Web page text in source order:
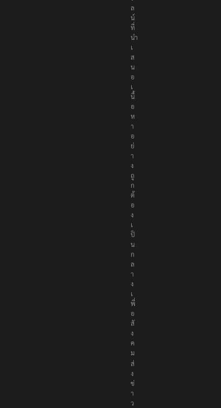
ล
น์
ที่
นำ
เ
ส
น
อ
เ
นื้
อ
ห
า
อ
ย่
า
ง
ถู
ก
ต้
อ
ง
เ
ป็
น
ก
ล
า
ง
เ
พื่
อ
สั
ง
ค
ม
ส่
ง
ข่
า
ว